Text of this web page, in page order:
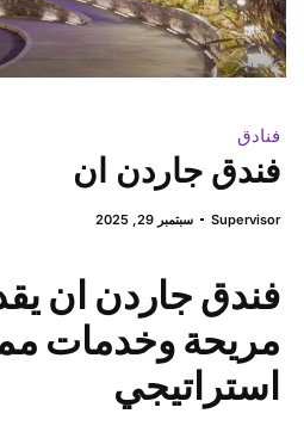
فنادق
فندق جاردن ان
Supervisor سبتمبر 29, 2025
فندق جاردن ان
مريحة وخدمات
استراتيجي